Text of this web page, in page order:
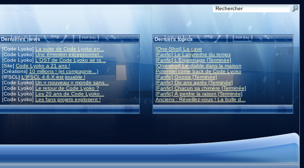
Dernières news
[Code Lyoko] La suite de Code Lyoko en...
[Code Lyoko]Une émission exceptionnel...
[Code Lyoko] L'OST de Code Lyoko se ra...
[Site] Code Lyoko a 21 ans !
[Créations] 10 millions ! (et compagnie...)
[IFSCL]L'IFSCL 4.6.X est jouable !
[Code Lyoko] Un « nouveau » monde sans...
[Code Lyoko] Le retour de Code Lyoko ?
[Code Lyoko] Les 20 ans de Code Lyoko...
[Code Lyoko] Les fans projets explosent !
Derniers topics
[One-Shot] La cave
[Fanfic] Le Labyrinthe du temps
[Fanfic] L'Engrenage [Terminée]
[One-shot] Le diable dans la maison
Potentiel come back de Code Lyoko
[Fanfic] Gnosis [Terminée]
[Fanfic] Dix ans après [Terminée]
[Fanfic] Chacun sa chimère [Terminée]
[Fanfic] À perdre la raison [Terminée]
Anciens : Réveillez-vous ! La bulle d...